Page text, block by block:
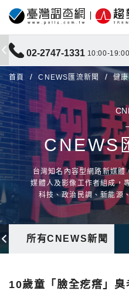
02-2747-1331 10:00-
首頁 CNEWS匯流新聞 健
CNEWS
台灣知名內容型網路新媒
媒體人及影像工作者組成，
科技、政治民調、新能源
所有CNEWS新聞
10歲童「臉全疙瘩」